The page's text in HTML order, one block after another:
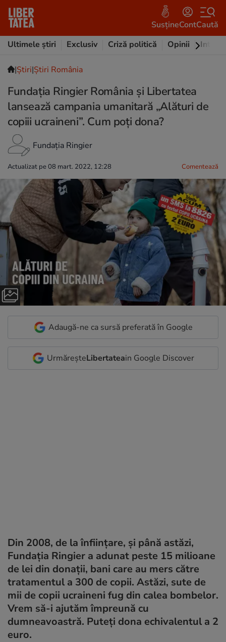
SusțineContCaută
Ultimele știri
Exclusiv Criză politică Opinii
|Ştiri|Știri România
Fundația Ringier România și Libertatea
lansează campania umanitară „Alături de
copiii ucraineni”. Cum poți dona?
Fundația Ringier
Actualizat pe 08 mart. 2022, 12:28 Comentează
Adaugă-ne ca sursă preferată în Google
UrmăreșteLibertateain Google Discover
Din 2008, de la înființare, și până astăzi,
Fundația Ringier a adunat peste 15 milioane
de lei din donații, bani care au mers către
tratamentul a 300 de copii. Astăzi, sute de
mii de copii ucraineni fug din calea bombelor.
Vrem să-i ajutăm împreună cu
dumneavoastră. Puteți dona echivalentul a 2
euro.